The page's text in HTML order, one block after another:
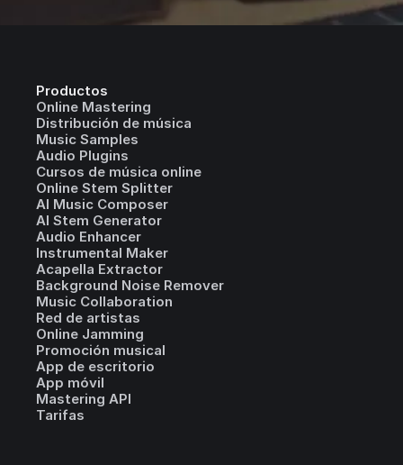
Productos
Online Mastering
Distribución de música
Music Samples
Audio Plugins
Cursos de música online
Online Stem Splitter
AI Music Composer
AI Stem Generator
Audio Enhancer
Instrumental Maker
Acapella Extractor
Background Noise Remover
Music Collaboration
Red de artistas
Online Jamming
Promoción musical
App de escritorio
App móvil
Mastering API
Tarifas